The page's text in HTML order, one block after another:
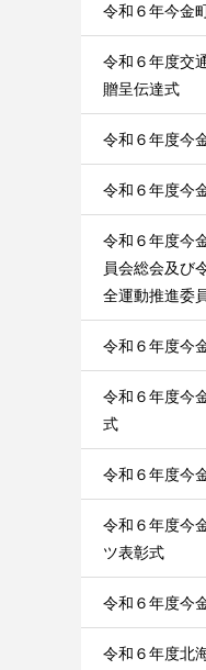
令和６年今金
令和６年度交
贈呈伝達式
令和６年度今
令和６年度今
令和６年度今
員会総会及び
全運動推進委
令和６年度今
令和６年度今
式
令和６年度今
令和６年度今
ツ表彰式
令和６年度今
令和６年度北